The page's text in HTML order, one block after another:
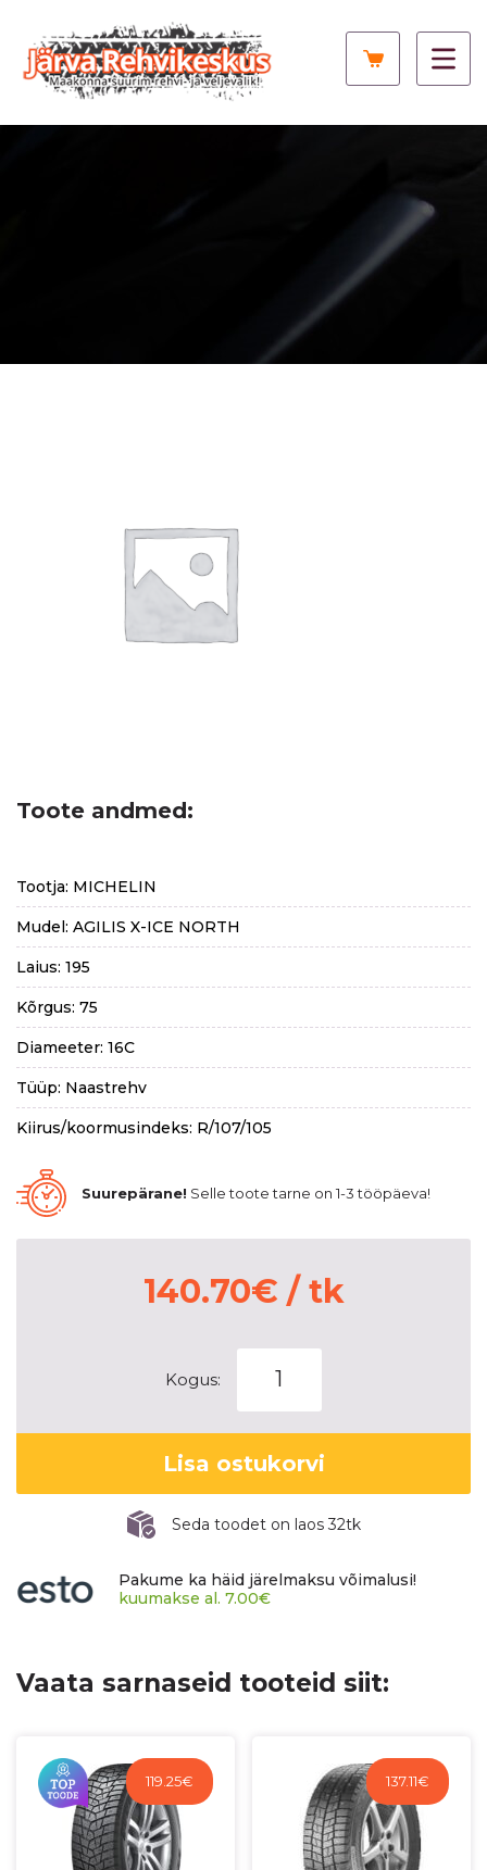
Toote andmed:
Tootja: MICHELIN
Mudel: AGILIS X-ICE NORTH
Laius: 195
Kõrgus: 75
Diameeter: 16C
Tüüp: Naastrehv
Kiirus/koormusindeks: R/107/105
Suurepärane! Selle toote tarne on 1-3 tööpäeva!
140.70€ / tk
Kogus:
AGILIS
X-
ICE
NORTH+
kogus
Lisa ostukorvi
Seda toodet on laos 32tk
Pakume ka häid järelmaksu võimalusi!
kuumakse al. 7.00€
Vaata sarnaseid tooteid siit:
119.25€ 137.11€